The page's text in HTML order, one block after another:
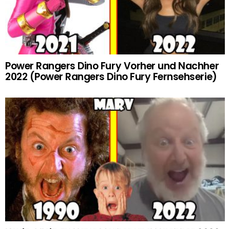
Power Rangers Dino Fury Vorher und Nachher
2022 (Power Rangers Dino Fury Fernsehserie)